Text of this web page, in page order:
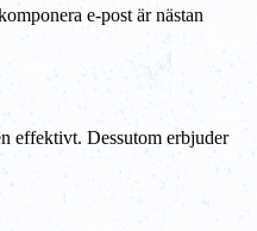
e-post är nästan
effektivt. Dessutom erbjuder